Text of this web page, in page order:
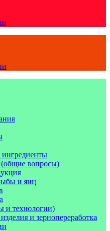
вопросы)
и яиц
и технологии)
и зернопереработка